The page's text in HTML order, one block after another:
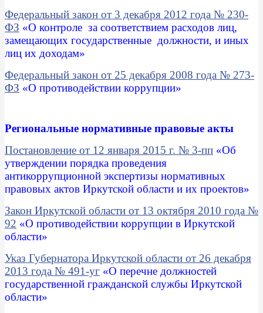
Федеральный закон от 3 декабря 2012 года № 230-
ФЗ «О контроле за соответствием расходов лиц,
замещающих государственные должности, и иных
лиц их доходам»
Федеральный закон от 25 декабря 2008 года № 273-
ФЗ «О противодействии коррупции»
Региональные нормативные правовые акты
Постановление от 12 января 2015 г. № 3-пп «Об
утверждении порядка проведения
антикоррупционной экспертизы нормативных
правовых актов Иркутской области и их проектов»
Закон Иркутской области от 13 октября 2010 года №
92 «О противодействии коррупции в Иркутской
области»
Указ Губернатора Иркутской области от 26 декабря
2013 года № 491-уг «О перечне должностей
государственной гражданской службы Иркутской
области»